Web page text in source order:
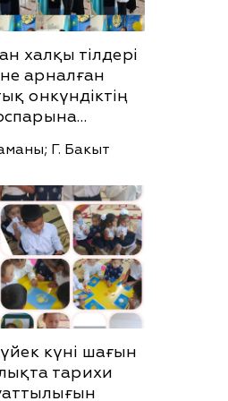
халқы тілдері
арналған
онкүндіктің
Г. Бакыт
күні шағын
тарихи